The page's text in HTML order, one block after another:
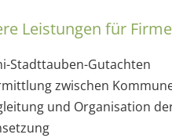
Leistungen für
Stadttauben-Gutachten
zwischen
und Organisation